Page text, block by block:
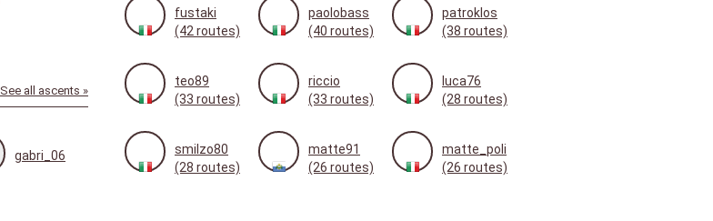
See all ascents »
gabri_06
fustaki
(42 routes)
paolobass
(40 routes)
patroklos
(38 routes)
teo89
(33 routes)
riccio
(33 routes)
luca76
(28 routes)
smilzo80
(28 routes)
matte91
(26 routes)
matte_poli
(26 routes)